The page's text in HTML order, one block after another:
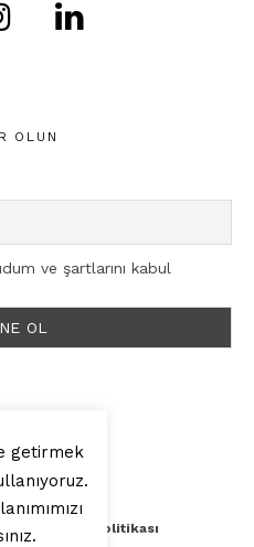
OLUN
ve şartlarını kabul
Artilop
Veri Politikası
getirmek